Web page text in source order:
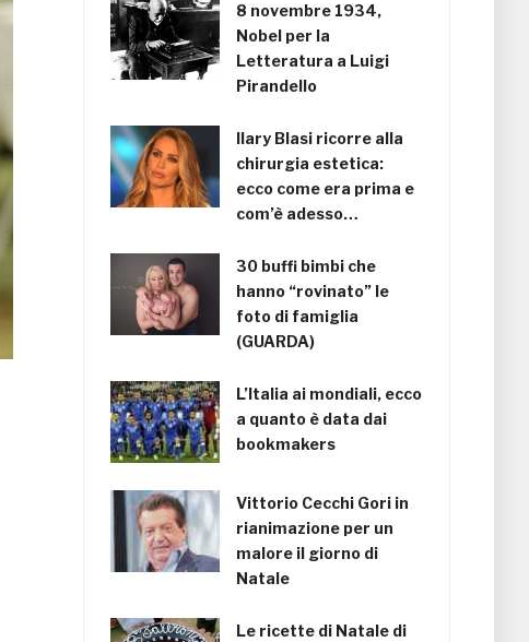
8 novembre 1934,
Nobel per la
Letteratura a Luigi
Pirandello
Ilary Blasi ricorre alla
chirurgia estetica:
ecco come era prima e
com’è adesso…
30 buffi bimbi che
hanno “rovinato” le
foto di famiglia
(GUARDA)
L’Italia ai mondiali, ecco
a quanto è data dai
bookmakers
Vittorio Cecchi Gori in
rianimazione per un
malore il giorno di
Natale
Le ricette di Natale di